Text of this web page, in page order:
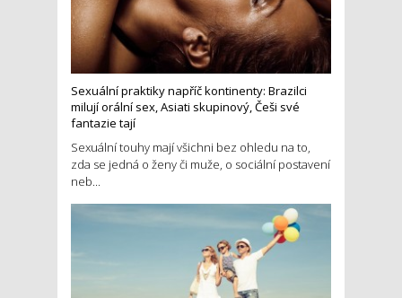
Sexuální praktiky napříč kontinenty: Brazilci
milují orální sex, Asiati skupinový, Češi své
fantazie tají
Sexuální touhy mají všichni bez ohledu na to,
zda se jedná o ženy či muže, o sociální postavení
neb...